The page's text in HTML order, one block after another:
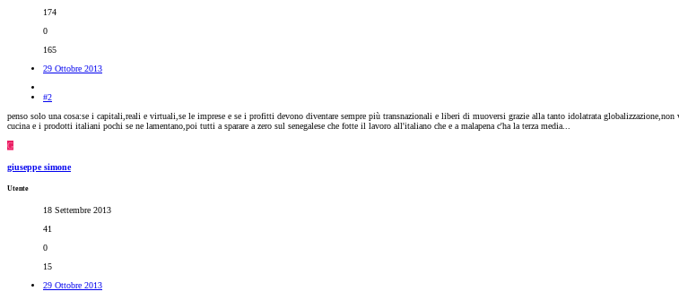
174
0
165
29 Ottobre 2013
#2
penso solo una cosa:se i capitali,reali e virtuali,se le imprese e se i profitti devono diventare sempre più transnazionali e liberi di muoversi grazie alla tanto idolatrata
cucina e i prodotti italiani pochi se ne lamentano,poi tutti a sparare a zero sul senegalese che fotte il lavoro all'italiano che e a malapena c'ha la terza media...
G
giuseppe simone
Utente
18 Settembre 2013
41
0
15
29 Ottobre 2013